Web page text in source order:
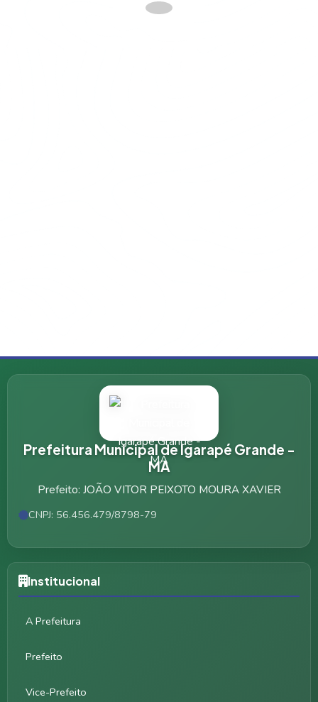
Prefeitura Municipal de Igarapé Grande -
MA
Prefeito: JOÃO VITOR PEIXOTO MOURA XAVIER
CNPJ: 56.456.479/8798-79
Institucional
A Prefeitura
Prefeito
Vice-Prefeito